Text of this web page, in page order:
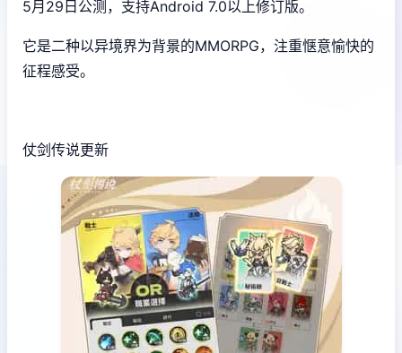
5月29日公测，支持Android 7.0以上修订版。
它是二种以异境界为背景的MMORPG，注重惬意愉快的
征程感受。
仗剑传说更新